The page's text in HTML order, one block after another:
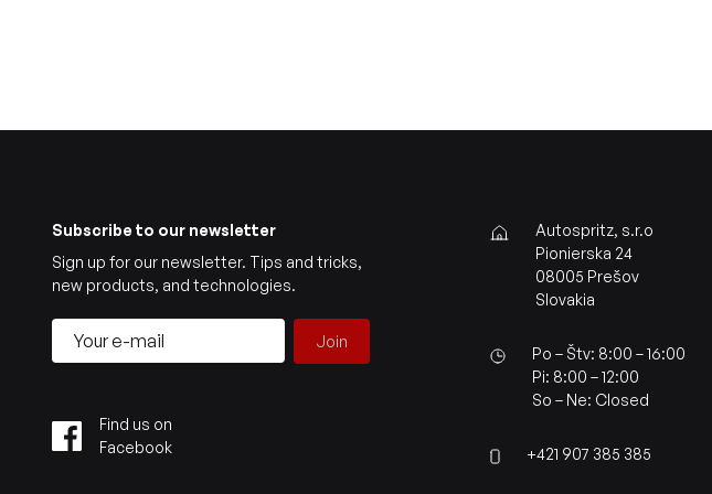
Subscribe to our newsletter
Sign up for our newsletter. Tips and tricks,
new products, and technologies.
Join
Find us on
Facebook
Autospritz, s.r.o
Pionierska 24
08005 Prešov
Slovakia
Po – Štv: 8:00 – 16:00
Pi: 8:00 – 12:00
So – Ne: Closed
+421 907 385 385